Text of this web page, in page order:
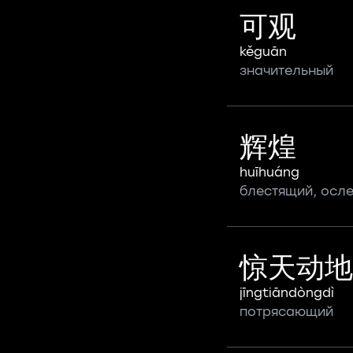
可观
kěguān
значительный
辉煌
huīhuáng
блестящий,
惊天动地
jīngtiāndòngdì
потрясающий